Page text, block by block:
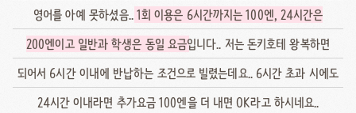
영어를 아예 못하셨음..1회 이용은 6시간까지는 100엔, 24시간은
200엔이고 일반과 학생은 동일 요금입니다.. 저는 돈키호테 왕복하면
되어서 6시간 이내에 반납하는 조건으로 빌렸는데요.. 6시간 초과 시에도
24시간 이내라면 추가요금 100엔을 더 내면 OK라고 하시네요..